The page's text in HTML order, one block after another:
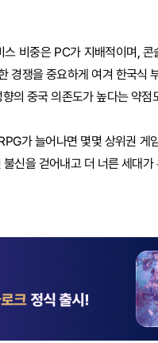
비중은 PC가 지배적이며,
쟁을 중요하게 여겨 한국식
의 중국 의존도가 높다는 약점
가 늘어나면 몇몇 상위권 게
신을 걷어내고 더 너른 세대